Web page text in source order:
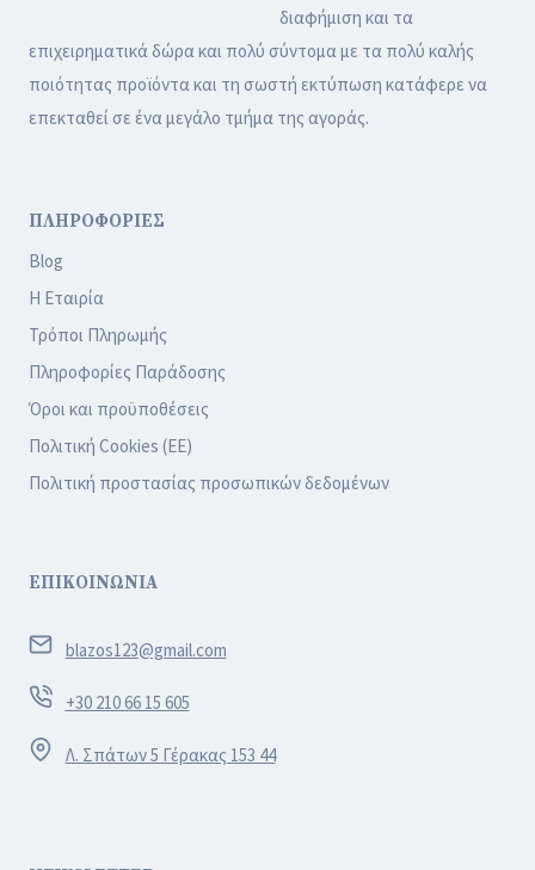
διαφήμιση και τα
επιχειρηματικά δώρα και πολύ σύντομα με τα πολύ καλής
ποιότητας προϊόντα και τη σωστή εκτύπωση κατάφερε να
επεκταθεί σε ένα μεγάλο τμήμα της αγοράς.
ΠΛΗΡΟΦΟΡΙΕΣ
Blog
Η Εταιρία
Τρόποι Πληρωμής
Πληροφορίες Παράδοσης
Όροι και προϋποθέσεις
Πολιτική Cookies (ΕΕ)
Πολιτική προστασίας προσωπικών δεδομένων
ΕΠΙΚΟΙΝΩΝΙΑ
blazos123@gmail.com
+30 210 66 15 605
Λ. Σπάτων 5 Γέρακας 153 44